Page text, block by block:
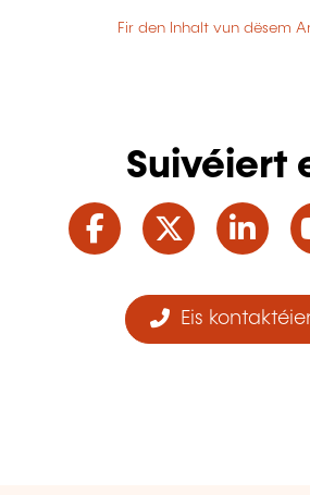
Fir den Inhalt vun dësem
Suivéiert
Facebook
Twitter
Eis